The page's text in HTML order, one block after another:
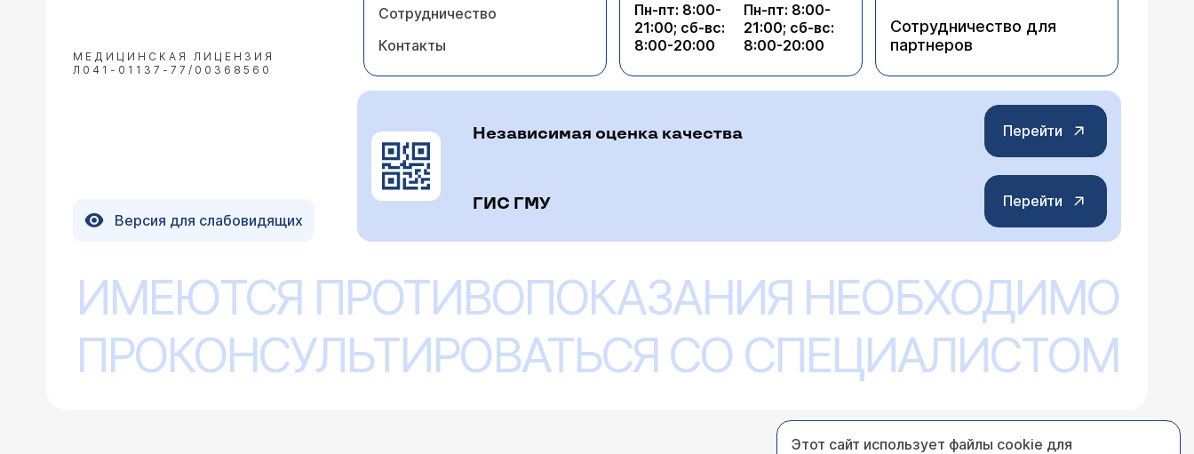
МЕДИЦИНСКАЯ ЛИЦЕНЗИЯ
Л041-01137-77/00368560
Сотрудничество
Контакты
Пн-пт: 8:00-
21:00; сб-вс:
8:00-20:00
Пн-пт: 8:00-
21:00; сб-вс:
8:00-20:00
Сотрудничество для
партнеров
Версия для слабовидящих
Независимая оценка качества Перейти
ГИС ГМУ Перейти
ИМЕЮТСЯ ПРОТИВОПОКАЗАНИЯ НЕОБХОДИМО
ПРОКОНСУЛЬТИРОВАТЬСЯ СО СПЕЦИАЛИСТОМ
Этот сайт использует файлы cookie для